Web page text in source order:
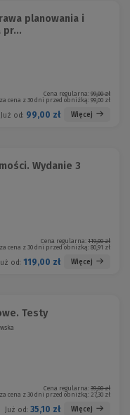
planowania i
pr...
Cena regularna: 99,00 zł
cena z 30 dni przed obniżką:99,00 zł
Już od: 99,00 zł Więcej
Wydanie 3
Cena regularna: 119,00 zł
cena z 30 dni przed obniżką:80,91 zł
Już od: 119,00 zł Więcej
Testy
Cena regularna: 39,00 zł
cena z 30 dni przed obniżką:27,30 zł
Już od: 35,10 zł Więcej